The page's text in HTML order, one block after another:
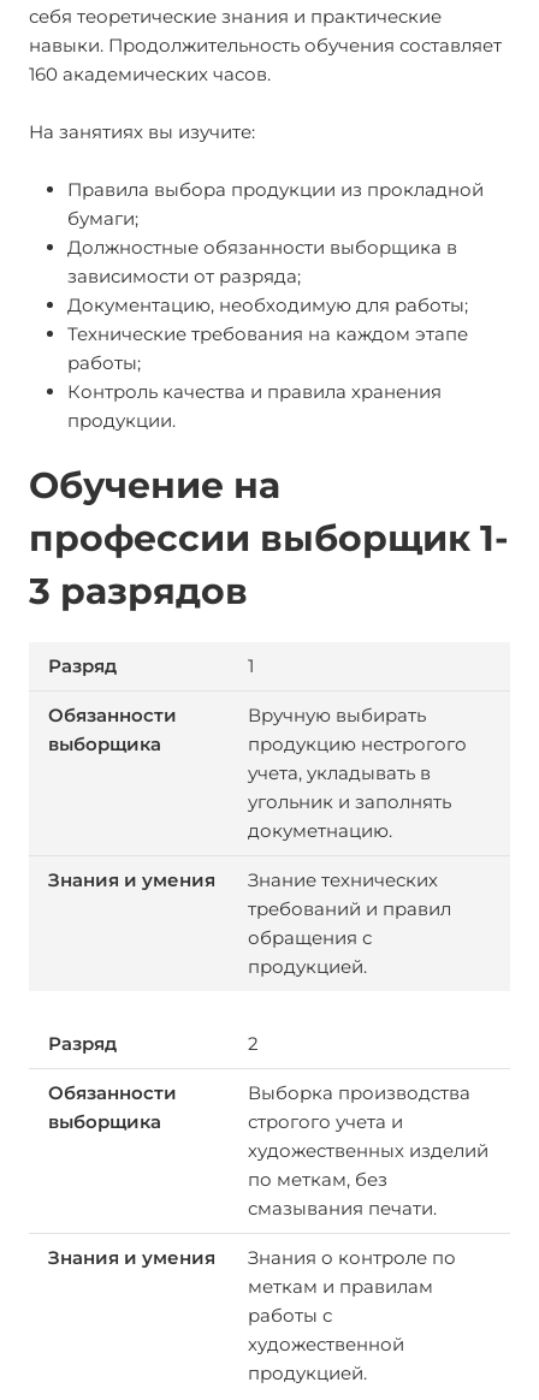
себя теоретические знания и практические
навыки. Продолжительность обучения составляет
160 академических часов.
На занятиях вы изучите:
Правила выбора продукции из прокладной
бумаги;
Должностные обязанности выборщика в
зависимости от разряда;
Документацию, необходимую для работы;
Технические требования на каждом этапе
работы;
Контроль качества и правила хранения
продукции.
Обучение на
профессии выборщик 1-
3 разрядов
1
Вручную выбирать
продукцию нестрогого
учета, укладывать в
угольник и заполнять
докуметнацию.
Знание технических
требований и правил
обращения с
продукцией.
2
Выборка производства
строгого учета и
художественных изделий
по меткам, без
смазывания печати.
Знания о контроле по
меткам и правилам
работы с
художественной
продукцией.